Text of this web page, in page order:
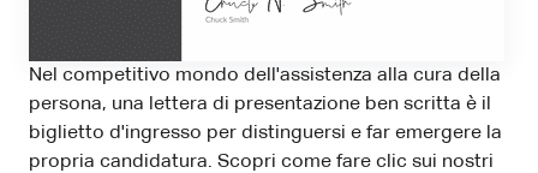
Nel competitivo mondo dell'assistenza alla cura della
persona, una lettera di presentazione ben scritta è il
biglietto d'ingresso per distinguersi e far emergere la
propria candidatura. Scopri come fare clic sui nostri